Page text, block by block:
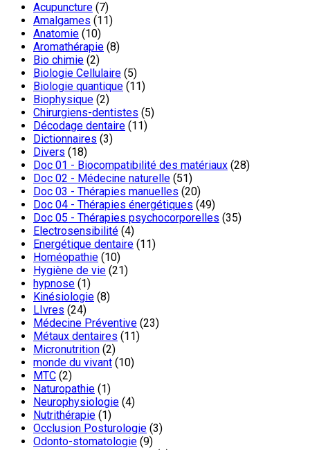
Acupuncture (7)
Amalgames (11)
Anatomie (10)
Aromathérapie (8)
Bio chimie (2)
Biologie Cellulaire (5)
Biologie quantique (11)
Biophysique (2)
Chirurgiens-dentistes (5)
Décodage dentaire (11)
Dictionnaires (3)
Divers (18)
Doc 01 - Biocompatibilité des matériaux (28)
Doc 02 - Médecine naturelle (51)
Doc 03 - Thérapies manuelles (20)
Doc 04 - Thérapies énergétiques (49)
Doc 05 - Thérapies psychocorporelles (35)
Electrosensibilité (4)
Energétique dentaire (11)
Homéopathie (10)
Hygiène de vie (21)
hypnose (1)
Kinésiologie (8)
LIvres (24)
Médecine Préventive (23)
Métaux dentaires (11)
Micronutrition (2)
monde du vivant (10)
MTC (2)
Naturopathie (1)
Neurophysiologie (4)
Nutrithérapie (1)
Occlusion Posturologie (3)
Odonto-stomatologie (9)